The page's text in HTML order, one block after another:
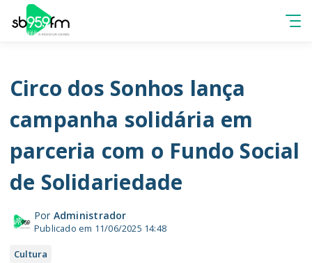
Circo dos Sonhos lança
campanha solidária em
parceria com o Fundo Social
de Solidariedade
Por Administrador
Publicado em 11/06/2025 14:48
Cultura